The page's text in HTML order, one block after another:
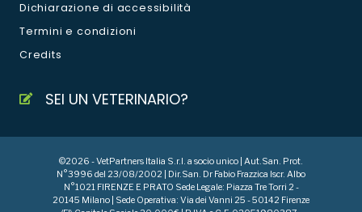
Dichiarazione di accessibilità
Termini e condizioni
Credits
SEI UN VETERINARIO?
©2026 - VetPartners Italia S.r.l. a socio unico | Aut.San. Prot.
N°3996 del 23/08/2002 | Dir.San. Dr Fabio Frazzica Iscr. Albo
N°1021 FIRENZE E PRATO Sede Legale: Piazza Tre Torri 2 -
20145 Milano | Sede Operativa: Via dei Vanni 25 - 50142 Firenze